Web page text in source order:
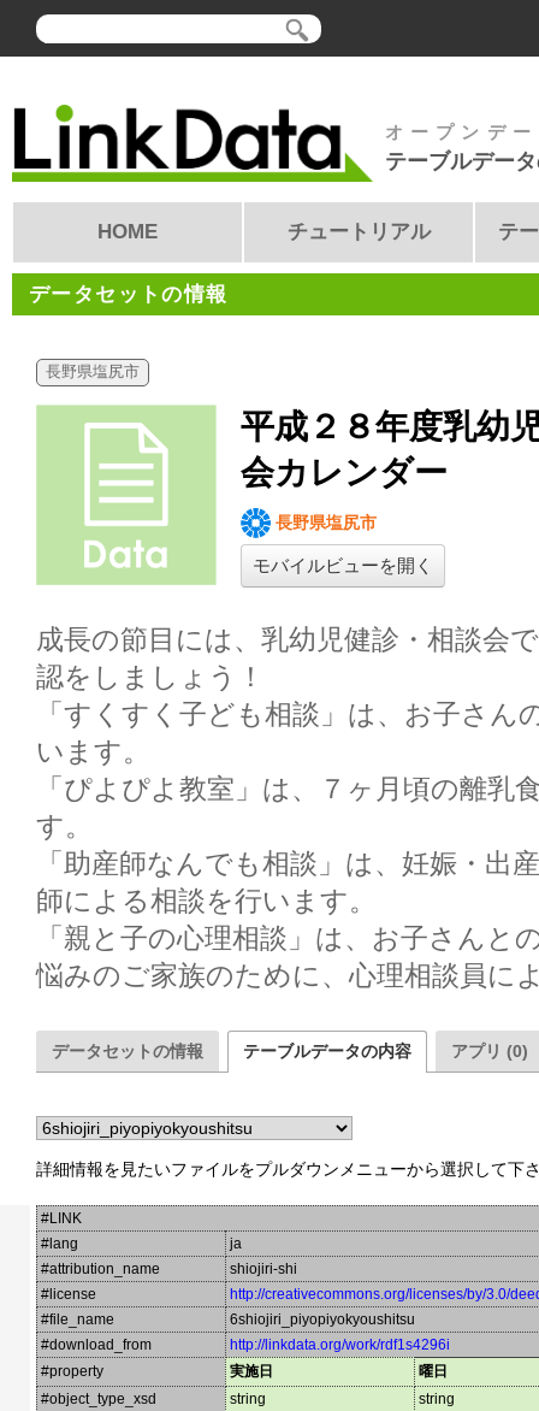
オープンデ
テーブルデー
HOME チュートリアル テ
データセットの情報
長野県塩尻市
平成２８年度乳幼
会カレンダー
長野県塩尻市
モバイルビューを開く
成長の節目には、乳幼児健診・相談会
認をしましょう！
「すくすく子ども相談」は、お子さん
います。
「ぴよぴよ教室」は、７ヶ月頃の離乳
す。
「助産師なんでも相談」は、妊娠・出
師による相談を行います。
「親と子の心理相談」は、お子さんと
悩みのご家族のために、心理相談員に
データセットの情報 テーブルデータの内容 アプリ (0)
詳細情報を見たいファイルをプルダウンメニューから選択して下
#LINK
#lang
ja
#attribution_name
shiojiri-shi
#license
http://creativecommons.org/licenses/by/3.0/
#file_name
6shiojiri_piyopiyokyoushitsu
#download_from
http://linkdata.org/work/rdf1s4296i
#property
実施日
曜日
#object_type_xsd
string
string